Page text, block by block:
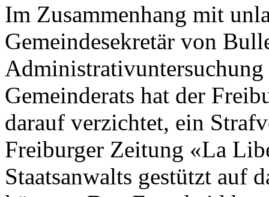
Im Zusammenhang mit
Gemeindesekretär von
Administrativuntersuchung
Gemeinderats hat der
darauf verzichtet, ein
Freiburger Zeitung «La
Staatsanwalts gestützt auf